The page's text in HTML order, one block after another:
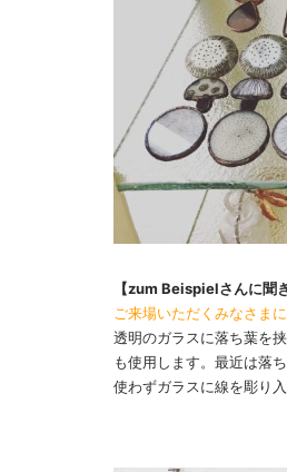
【zum Beispielさんに聞
ご来場いただくみなさま
透明のガラスに落ち葉を
も使用します。最近は落
使わずガラスに線を彫り